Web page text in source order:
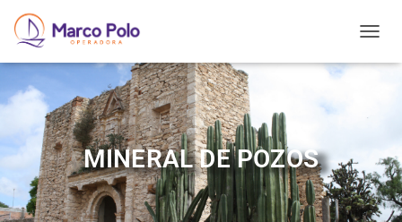
O
A
V
I
G
MINERAL DE POZOS